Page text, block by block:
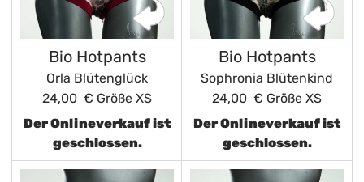
Bio Hotpants
Orla Blütenglück
24,00 € Größe XS
Der Onlineverkauf ist
geschlossen.
Bio Hotpants
Sophronia Blütenkind
24,00 € Größe XS
Der Onlineverkauf ist
geschlossen.